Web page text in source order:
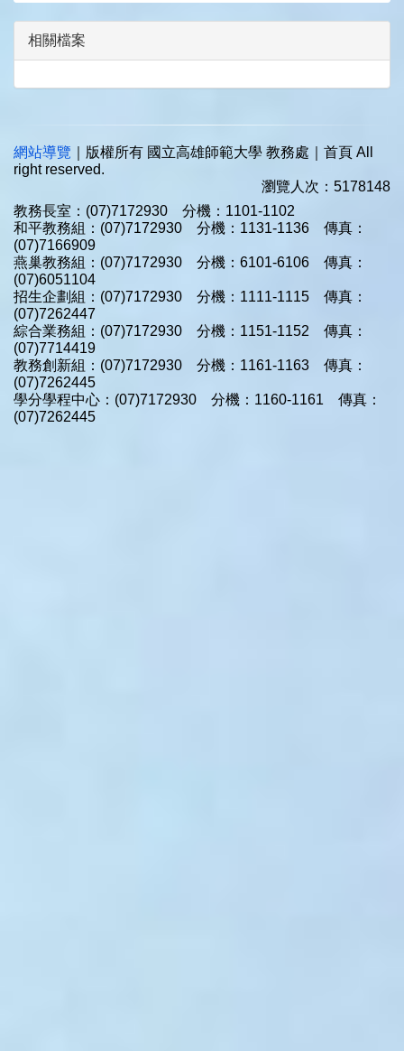
相關檔案
網站導覽 ｜版權所有 國立高雄師範大學 教務處｜首頁 All
right reserved.
瀏覽人次：5178148
教務長室：(07)7172930 分機：1101-1102
和平教務組：(07)7172930 分機：1131-1136 傳真：
(07)7166909
燕巢教務組：(07)7172930 分機：6101-6106 傳真：
(07)6051104
招生企劃組：(07)7172930 分機：1111-1115 傳真：
(07)7262447
綜合業務組：(07)7172930 分機：1151-1152 傳真：
(07)7714419
教務創新組：(07)7172930 分機：1161-1163 傳真：
(07)7262445
學分學程中心：(07)7172930 分機：1160-1161 傳真：
(07)7262445